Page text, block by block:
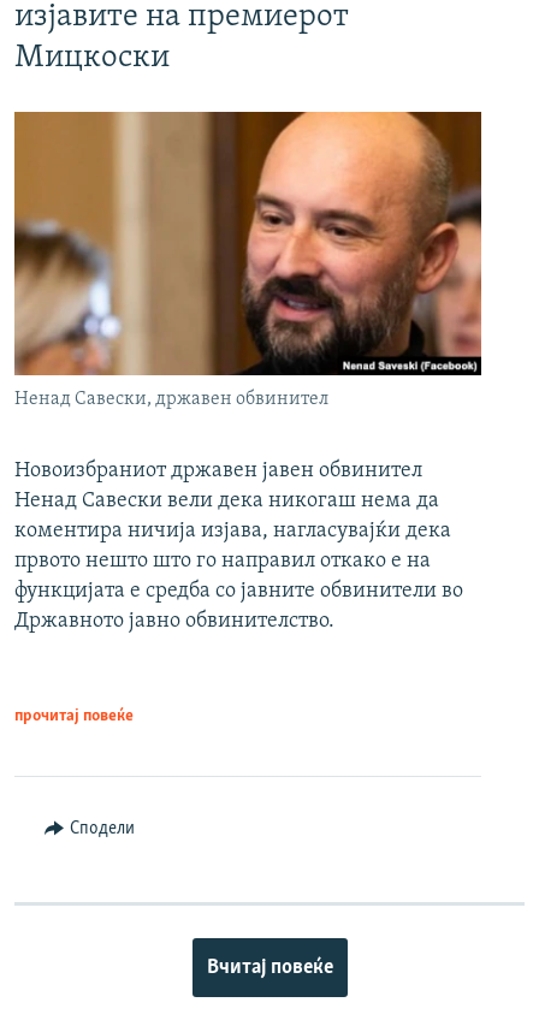
изјавите на премиерот
Мицкоски
Ненад Савески, државен обвинител
Новоизбраниот државен јавен обвинител
Ненад Савески вели дека никогаш нема да
коментира ничија изјава, нагласувајќи дека
првото нешто што го направил откако е на
функцијата е средба со јавните обвинители во
Државното јавно обвинителство.
прочитај повеќе
Сподели
Вчитај повеќе